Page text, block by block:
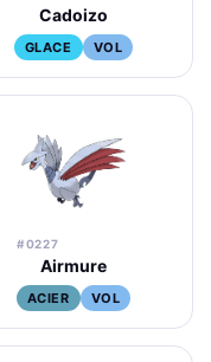
Cadoizo
GLACE VOL
#0227
Airmure
ACIER VOL